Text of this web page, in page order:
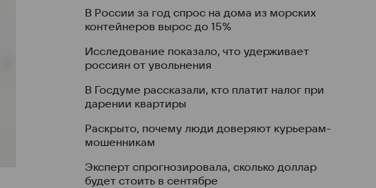
В России за год спрос на дома из морских
контейнеров вырос до 15%
Исследование показало, что удерживает
россиян от увольнения
В Госдуме рассказали, кто платит налог при
дарении квартиры
Раскрыто, почему люди доверяют курьерам-
мошенникам
Эксперт спрогнозировала, сколько доллар
будет стоить в сентябре